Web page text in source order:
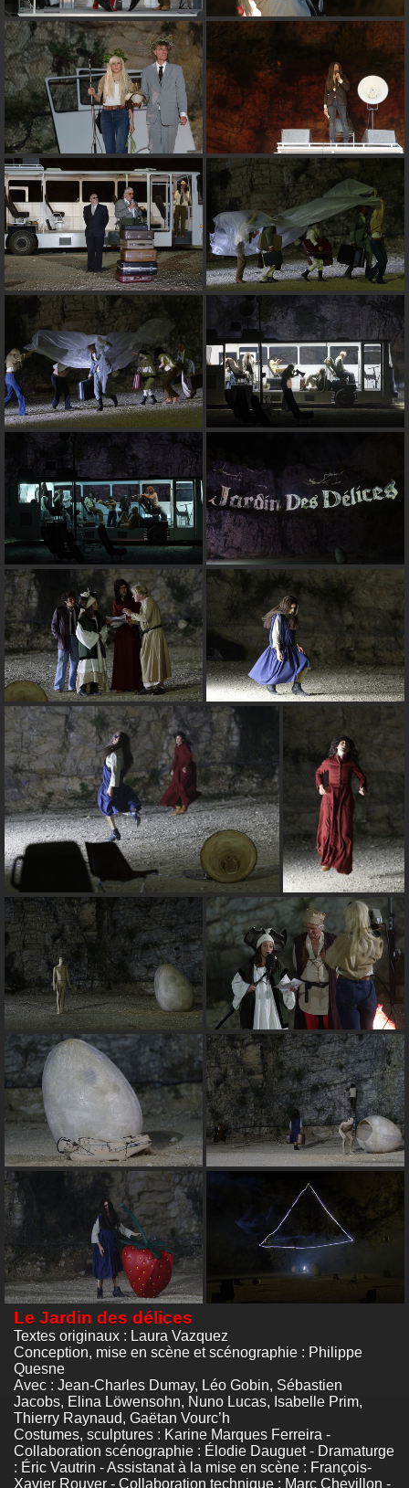
Le Jardin des délices
Textes originaux : Laura Vazquez
Conception, mise en scène et scénographie : Philippe
Quesne
Avec : Jean-Charles Dumay, Léo Gobin, Sébastien
Jacobs, Elina Löwensohn, Nuno Lucas, Isabelle Prim,
Thierry Raynaud, Gaëtan Vourc’h
Costumes, sculptures : Karine Marques Ferreira -
Collaboration scénographie : Élodie Dauguet - Dramaturge
: Éric Vautrin - Assistanat à la mise en scène : François-
Xavier Rouyer - Collaboration technique : Marc Chevillon -